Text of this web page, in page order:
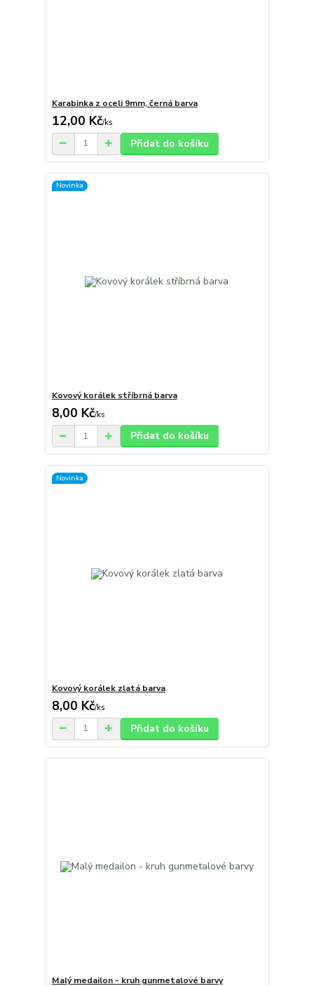
Karabinka z oceli 9mm, černá barva
12,00 Kč/ks
Přidat do košíku
Novinka
Kovový korálek stříbrná barva
8,00 Kč/ks
Přidat do košíku
Novinka
Kovový korálek zlatá barva
8,00 Kč/ks
Přidat do košíku
Malý medailon - kruh gunmetalové barvy